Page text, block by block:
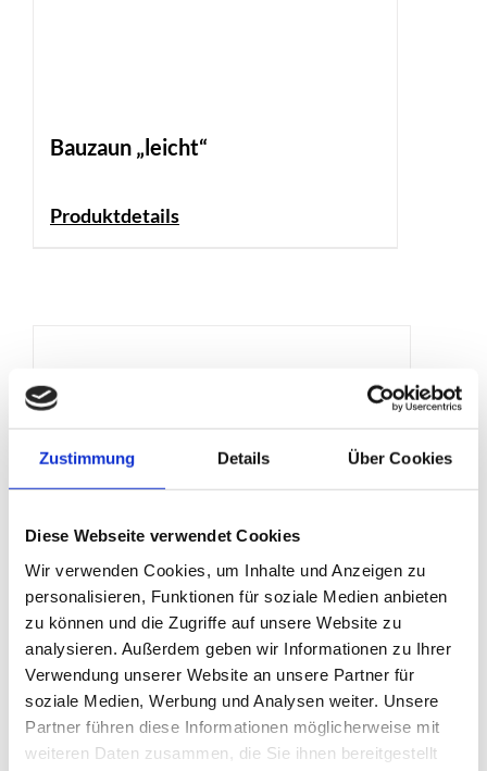
Zustimmung Details Über Cookies
Diese Webseite verwendet Cookies
Wir verwenden Cookies, um Inhalte und Anzeigen zu
personalisieren, Funktionen für soziale Medien anbieten
zu können und die Zugriffe auf unsere Website zu
analysieren. Außerdem geben wir Informationen zu Ihrer
Verwendung unserer Website an unsere Partner für
soziale Medien, Werbung und Analysen weiter. Unsere
Partner führen diese Informationen möglicherweise mit
weiteren Daten zusammen, die Sie ihnen bereitgestellt
Bauzaun „leicht“
Produktdetails
Bauzaun „engmaschig“
Produktdetails